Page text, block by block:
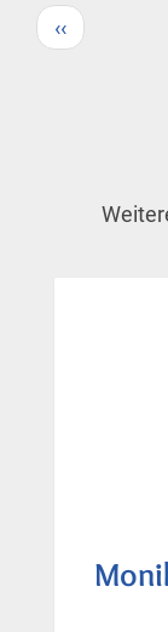
Vorherige
Seite
‹‹